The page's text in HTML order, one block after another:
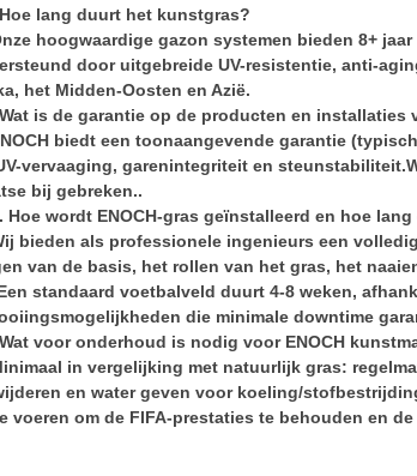
lang duurt het kunstgras?
hoogwaardige gazon systemen bieden 8+
door uitgebreide UV-resistentie, anti-
het Midden-Oosten en Azië.
is de garantie op de producten en installaties
biedt een toonaangevende garantie
vervaaging, garenintegriteit en
bij gebreken..
Hoe wordt ENOCH-gras geïnstalleerd en hoe
bieden als professionele ingenieurs een
van de basis, het rollen van het gras, het
standaard voetbalveld duurt 4-8 weken,
die minimale downtime
voor onderhoud is nodig voor ENOCH
in vergelijking met natuurlijk gras:
en water geven voor koeling/
voeren om de FIFA-prestaties te behouden en